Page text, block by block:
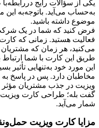
یکی از سؤالات رایج
به‌حساب می‌آید. باتوجه‌به این
موضوع داشته باشید.
فرض کنید که شما در یک
فعالیت هستید. زمانی که
می‌کنید، هر زمان که مشتریان
طریق این کارت با شما ارتباط
این مورد خود به‌تنهایی تأثیر
مخاطبان دارد. پس در پاسخ
ویزیت در جذب مشتریان
گفت بله؛ طراحی کارت
شمار می‌آید.
مزایا کارت ویزیت